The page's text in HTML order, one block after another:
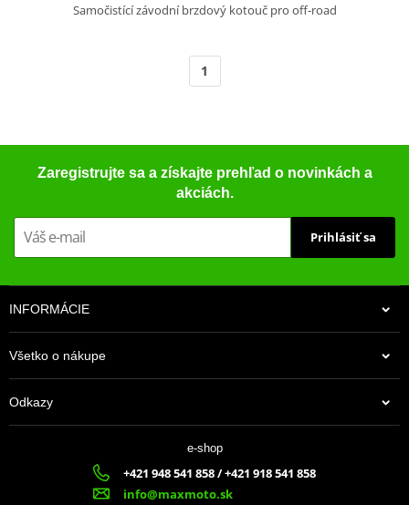
Samočistící závodní brzdový kotouč pro off-road
1
Zaregistrujte sa a získajte prehľad o novinkách a
akciách.
Prihlásiť sa
INFORMÁCIE
Všetko o nákupe
Odkazy
e-shop
+421 948 541 858 / +421 918 541 858
info@maxmoto.sk